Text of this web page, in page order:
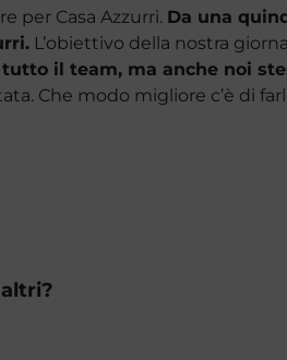
per Casa Azzurri. Da una
L’obiettivo della nostra
il team, ma anche noi
Che modo migliore c’è di